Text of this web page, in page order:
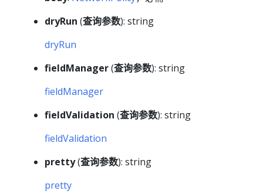
dryRun (查询参数): string
dryRun
fieldManager(查询参数): string
fieldManager
fieldValidation (查询参数): string
fieldValidation
pretty(查询参数): string
pretty